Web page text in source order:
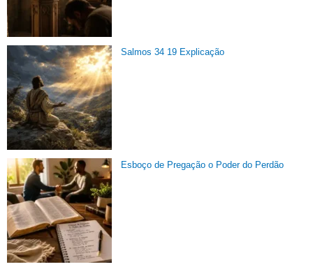
Salmos 34 19 Explicação
Esboço de Pregação o Poder do Perdão